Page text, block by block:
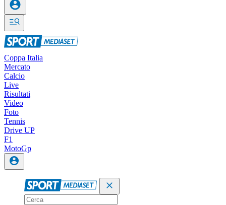
Coppa Italia
Mercato
Calcio
Live
Risultati
Video
Foto
Tennis
Drive UP
F1
MotoGp